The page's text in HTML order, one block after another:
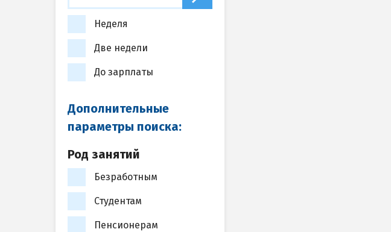
Неделя
Две недели
До зарплаты
Дополнительные
параметры поиска:
Род занятий
Безработным
Студентам
Пенсионерам